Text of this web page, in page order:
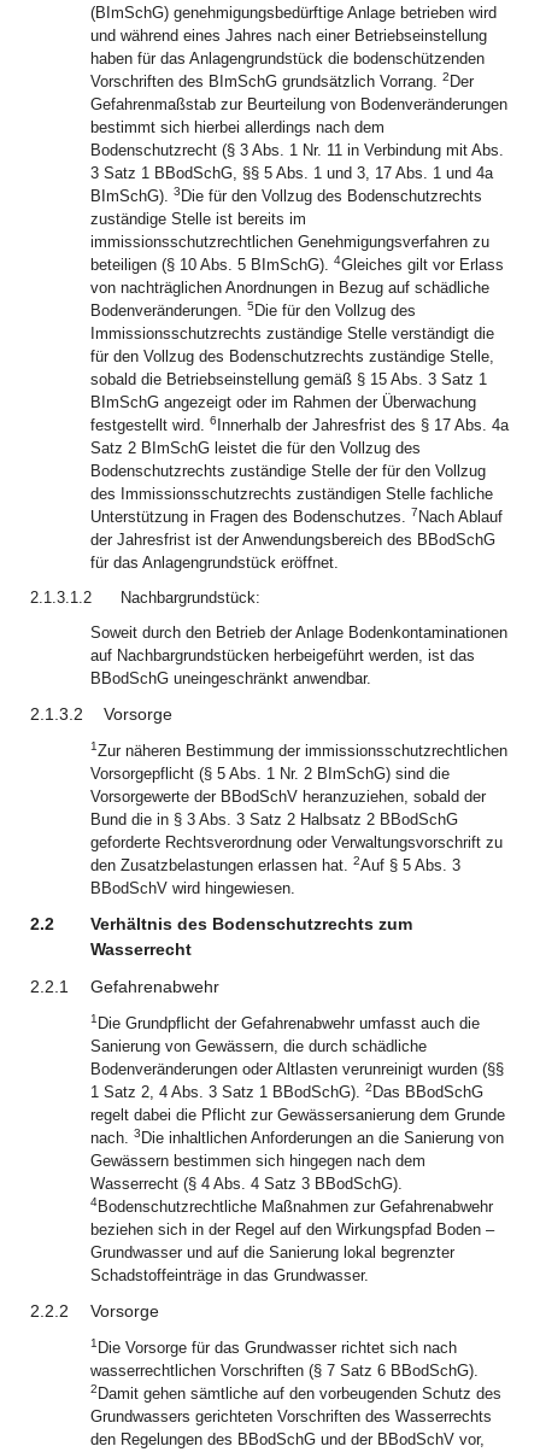
(BImSchG) genehmigungsbedürftige Anlage betrieben wird
und während eines Jahres nach einer Betriebseinstellung
haben für das Anlagengrundstück die bodenschützenden
Vorschriften des BImSchG grundsätzlich Vorrang. 2 Der
Gefahrenmaßstab zur Beurteilung von Bodenveränderungen
bestimmt sich hierbei allerdings nach dem
Bodenschutzrecht (§ 3 Abs. 1 Nr. 11 in Verbindung mit Abs.
3 Satz 1 BBodSchG, §§ 5 Abs. 1 und 3, 17 Abs. 1 und 4a
BImSchG). 3 Die für den Vollzug des Bodenschutzrechts
zuständige Stelle ist bereits im
immissionsschutzrechtlichen Genehmigungsverfahren zu
beteiligen (§ 10 Abs. 5 BImSchG). 4Gleiches gilt vor Erlass
von nachträglichen Anordnungen in Bezug auf schädliche
Bodenveränderungen. 5 Die für den Vollzug des
Immissionsschutzrechts zuständige Stelle verständigt die
für den Vollzug des Bodenschutzrechts zuständige Stelle,
sobald die Betriebseinstellung gemäß § 15 Abs. 3 Satz 1
BImSchG angezeigt oder im Rahmen der Überwachung
festgestellt wird. 6 Innerhalb der Jahresfrist des § 17 Abs. 4a
Satz 2 BImSchG leistet die für den Vollzug des
Bodenschutzrechts zuständige Stelle der für den Vollzug
des Immissionsschutzrechts zuständigen Stelle fachliche
Unterstützung in Fragen des Bodenschutzes. 7 Nach Ablauf
der Jahresfrist ist der Anwendungsbereich des BBodSchG
für das Anlagengrundstück eröffnet.
2.1.3.1.2
Nachbargrundstück:
Soweit durch den Betrieb der Anlage Bodenkontaminationen
auf Nachbargrundstücken herbeigeführt werden, ist das
BBodSchG uneingeschränkt anwendbar.
2.1.3.2 Vorsorge
1Zur näheren Bestimmung der immissionsschutzrechtlichen
Vorsorgepflicht (§ 5 Abs. 1 Nr. 2 BImSchG) sind die
Vorsorgewerte der BBodSchV heranzuziehen, sobald der
Bund die in § 3 Abs. 3 Satz 2 Halbsatz 2 BBodSchG
geforderte Rechtsverordnung oder Verwaltungsvorschrift zu
den Zusatzbelastungen erlassen hat. 2Auf § 5 Abs. 3
BBodSchV wird hingewiesen.
2.2
Verhältnis des Bodenschutzrechts zum
Wasserrecht
2.2.1
Gefahrenabwehr
1 Die Grundpflicht der Gefahrenabwehr umfasst auch die
Sanierung von Gewässern, die durch schädliche
Bodenveränderungen oder Altlasten verunreinigt wurden (§§
1 Satz 2, 4 Abs. 3 Satz 1 BBodSchG). 2 Das BBodSchG
regelt dabei die Pflicht zur Gewässersanierung dem Grunde
nach. 3 Die inhaltlichen Anforderungen an die Sanierung von
Gewässern bestimmen sich hingegen nach dem
Wasserrecht (§ 4 Abs. 4 Satz 3 BBodSchG).
4Bodenschutzrechtliche Maßnahmen zur Gefahrenabwehr
beziehen sich in der Regel auf den Wirkungspfad Boden –
Grundwasser und auf die Sanierung lokal begrenzter
Schadstoffeinträge in das Grundwasser.
2.2.2 Vorsorge
1 Die Vorsorge für das Grundwasser richtet sich nach
wasserrechtlichen Vorschriften (§ 7 Satz 6 BBodSchG).
2 Damit gehen sämtliche auf den vorbeugenden Schutz des
Grundwassers gerichteten Vorschriften des Wasserrechts
den Regelungen des BBodSchG und der BBodSchV vor,